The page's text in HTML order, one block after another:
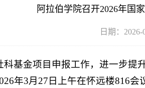
阿拉伯学院召开2026年国
日期：2026-
科基金项目申报工作，进一步
年3月27日上午在怀远楼816